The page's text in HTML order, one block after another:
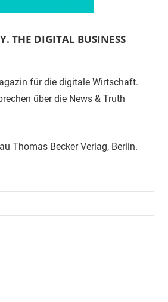
THE DIGITAL BUSINESS
für die digitale Wirtschaft.
über die News & Truth
Thomas Becker Verlag, Berlin.